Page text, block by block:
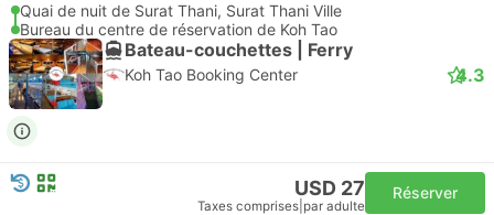
Quai de nuit de Surat Thani, Surat Thani Ville
Bureau du centre de réservation de Koh Tao
Bateau-couchettes | Ferry
Koh Tao Booking Center 4.3
USD 27
Taxes comprises par adulte
Réserver